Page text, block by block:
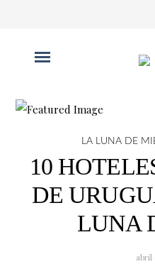
LA LUNA DE
10
DE
LUNA
abril